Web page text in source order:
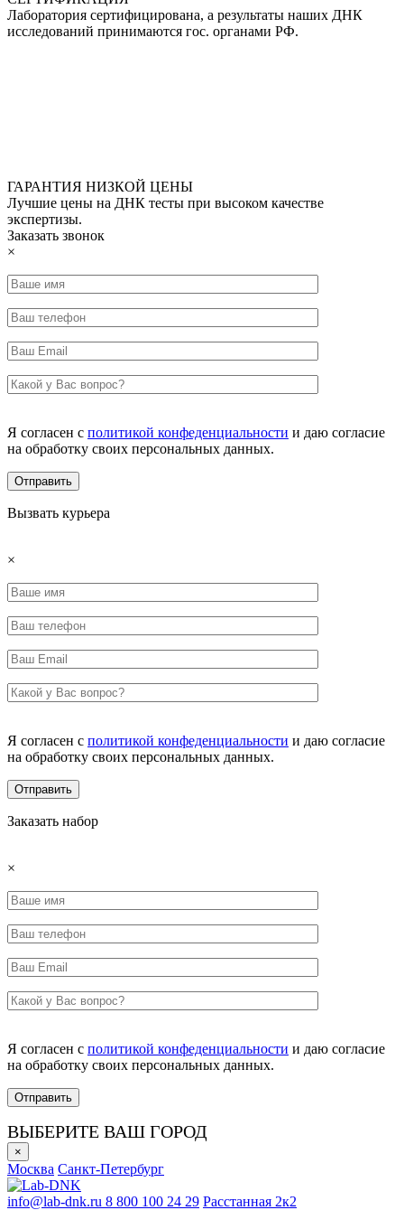
Лаборатория сертифицирована, а результаты наших ДНК
исследований принимаются гос. органами РФ.
ГАРАНТИЯ НИЗКОЙ ЦЕНЫ
Лучшие цены на ДНК тесты при высоком качестве
экспертизы.
Заказать звонок
×
Я согласен с политикой конфеденциальности и даю согласие
на обработку своих персональных данных.
Вызвать курьера
×
Я согласен с политикой конфеденциальности и даю согласие
на обработку своих персональных данных.
Заказать набор
×
Я согласен с политикой конфеденциальности и даю согласие
на обработку своих персональных данных.
ВЫБЕРИТЕ ВАШ ГОРОД
×
Москва Санкт-Петербург
info@lab-dnk.ru 8 800 100 24 29 Расстанная 2к2